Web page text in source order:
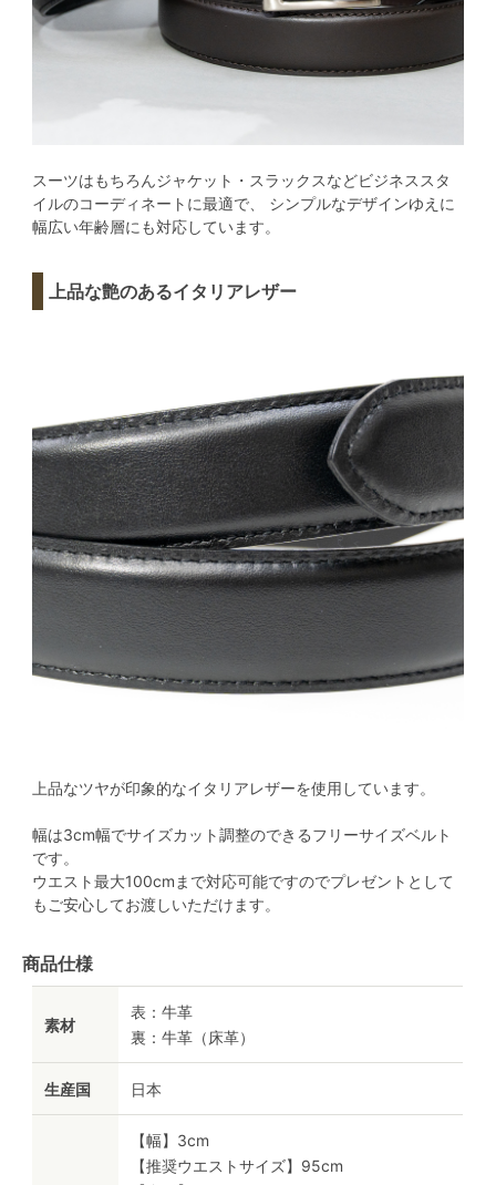
スーツはもちろんジャケット・スラックスなどビジネススタ
イルのコーディネートに最適で、 シンプルなデザインゆえに
幅広い年齢層にも対応しています。
上品な艶のあるイタリアレザー
上品なツヤが印象的なイタリアレザーを使用しています。
幅は3cm幅でサイズカット調整のできるフリーサイズベルト
です。
ウエスト最大100cmまで対応可能ですのでプレゼントとして
もご安心してお渡しいただけます。
商品仕様
素材
表：牛革
裏：牛革（床革）
生産国 日本
【幅】3cm
【推奨ウエストサイズ】95cm